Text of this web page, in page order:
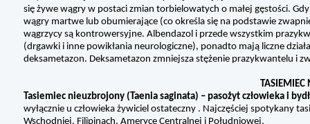
się żywe wągry w postaci zmian torbielowatych o małej gęstości.
wągry martwe lub obumierające (co określa się na podstawie
wągrzycy są kontrowersyjne. Albendazol i przede wszystkim
(drgawki i inne powikłania neurologiczne), ponadto mają liczne
deksametazon. Deksametazon zmniejsza stężenie prazykwantelu i
Tasiemiec nieuzbrojony (Taenia saginata) – pasożyt człowieka i
wyłącznie u człowieka żywiciel ostateczny . Najczęściej spotykany
Wschodniej, Filipinach, Ameryce Centralnej i Południowej.